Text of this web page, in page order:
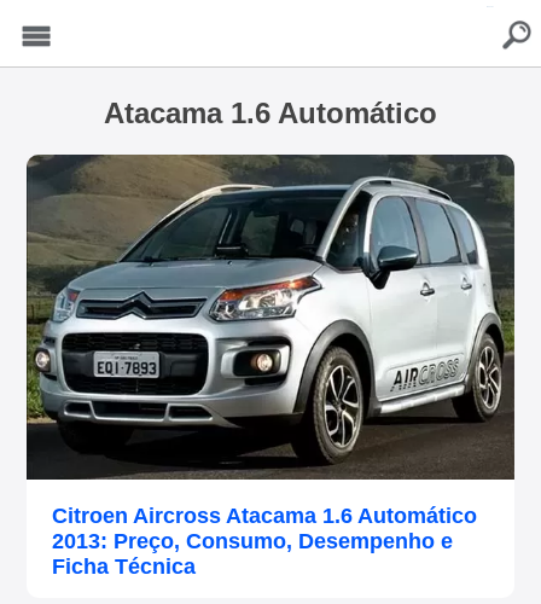
Atacama 1.6 Automático
Citroen Aircross Atacama 1.6 Automático
2013: Preço, Consumo, Desempenho e
Ficha Técnica